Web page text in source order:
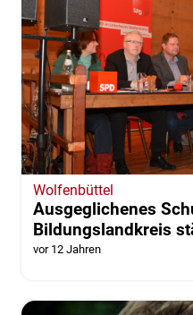
Wolfenbüttel
Ausgeglichenes
Bildungslandkreis
vor 12 Jahren